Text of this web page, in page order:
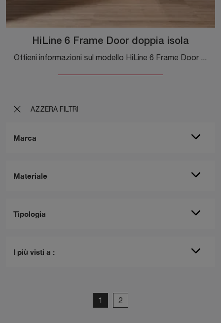
AZZERA FILTRI
Marca
Materiale
Tipologia
I più visti a :
HiLine 6 Frame Door doppia isola
Ottieni informazioni sul modello HiLine 6 Frame Door doppia isola di Molteni & C: arreda la cucina con la soluzione in legno che fa per te.
1 2